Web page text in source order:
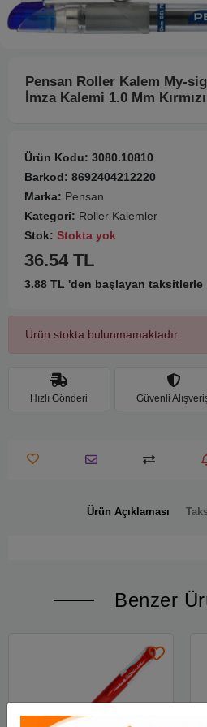
Pensan Roller Kalem My-
İmza Kalemi 1.0 Mm
Ürün Kodu: 3080.10810
Barkod: 8692404212220
Marka: Pensan
Kategori: Roller Kalemler
Stok: Stokta yok
36.54 TL
3.88 TL 'den başlayan taksitlerle
Ürün stokta bulunmamaktadır.
Hızlı Gönderi Güvenli
Ürün Açıklaması
Benzer